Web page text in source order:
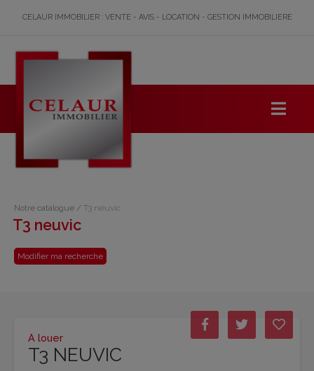
CELAUR IMMOBILIER : VENTE - AVIS - LOCATION - GESTION IMMOBILIERE
Notre catalogue / T3 neuvic
T3 neuvic
Modifier ma recherche
A louer
T3 NEUVIC